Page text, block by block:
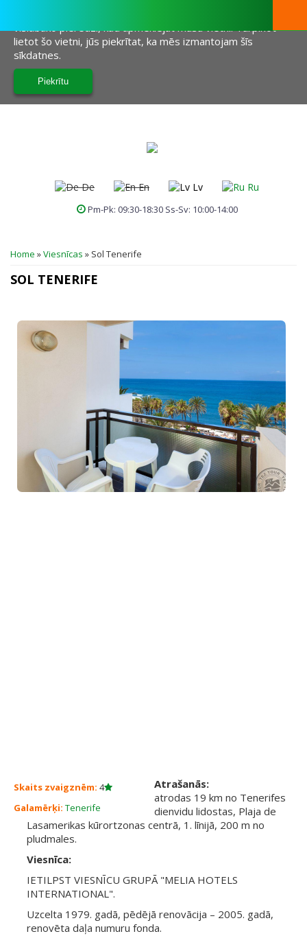
vislabāko pieredzi, kad apmeklējat mūsu vietni. Turpinot
lietot šo vietni, jūs piekrītat, ka mēs izmantojam šīs
sīkdatnes.
De En Lv Ru
Pm-Pk: 09:30-18:30 Ss-Sv: 10:00-14:00
JŪS ATRODATIES ŠEIT
Home »Viesnīcas » Sol Tenerife
SOL TENERIFE
Skaits zvaigznēm: 4
Galamērķi: Tenerife
Atrašanās:
atrodas 19 km no Tenerifes
dienvidu lidostas, Plaja de
Lasamerikas kūrortzonas centrā, 1. līnijā, 200 m no
pludmales.
Viesnīca:
IETILPST VIESNĪCU GRUPĀ "MELIA HOTELS
INTERNATIONAL".
Uzcelta 1979. gadā, pēdējā renovācija – 2005. gadā,
renovēta daļa numuru fonda.